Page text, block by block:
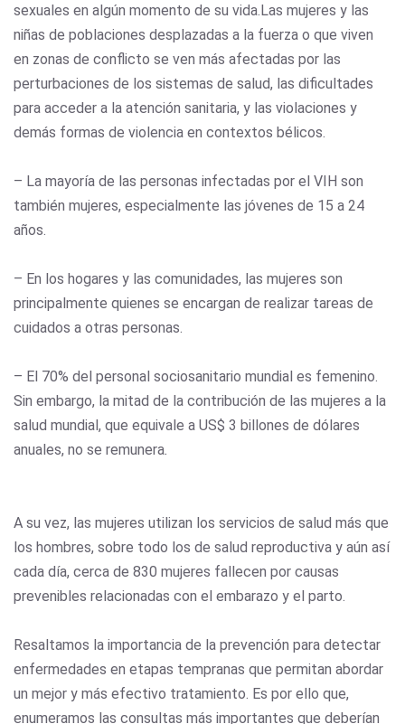
sexuales en algún momento de su vida.Las mujeres y las
niñas de poblaciones desplazadas a la fuerza o que viven
en zonas de conflicto se ven más afectadas por las
perturbaciones de los sistemas de salud, las dificultades
para acceder a la atención sanitaria, y las violaciones y
demás formas de violencia en contextos bélicos.
– La mayoría de las personas infectadas por el VIH son
también mujeres, especialmente las jóvenes de 15 a 24
años.
– En los hogares y las comunidades, las mujeres son
principalmente quienes se encargan de realizar tareas de
cuidados a otras personas.
– El 70% del personal sociosanitario mundial es femenino.
Sin embargo, la mitad de la contribución de las mujeres a la
salud mundial, que equivale a US$ 3 billones de dólares
anuales, no se remunera.
A su vez, las mujeres utilizan los servicios de salud más que
los hombres, sobre todo los de salud reproductiva y aún así
cada día, cerca de 830 mujeres fallecen por causas
prevenibles relacionadas con el embarazo y el parto.
Resaltamos la importancia de la prevención para detectar
enfermedades en etapas tempranas que permitan abordar
un mejor y más efectivo tratamiento. Es por ello que,
enumeramos las consultas más importantes que deberían